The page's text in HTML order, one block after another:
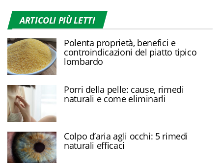
ARTICOLI PIÙ LETTI
Polenta proprietà, benefici e
controindicazioni del piatto tipico
lombardo
Porri della pelle: cause, rimedi
naturali e come eliminarli
Colpo d’aria agli occhi: 5 rimedi
naturali efficaci